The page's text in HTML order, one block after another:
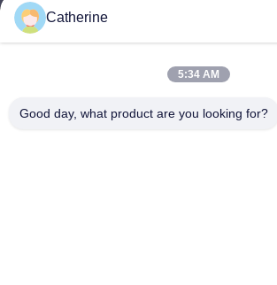
padraic@huayumachine.cn
Catherine
5:34 AM
Good day, what product are you looking for?